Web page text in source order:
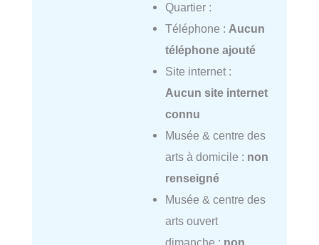
Quartier :
Téléphone : Aucun
téléphone ajouté
Site internet :
Aucun site internet
connu
Musée & centre des
arts à domicile : non
renseigné
Musée & centre des
arts ouvert